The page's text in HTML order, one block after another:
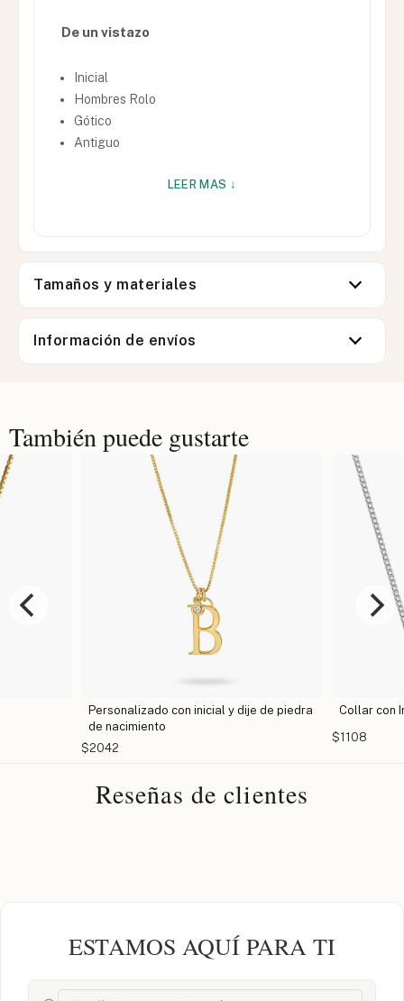
De un vistazo
Inicial
Hombres Rolo
Gótico
Antiguo
LEER MAS ↓
Tamaños y materiales
Información de envíos
También puede gustarte
Personalizado con inicial y dije de piedra
de nacimiento
$2042
Collar con
$1108
Reseñas de clientes
ESTAMOS AQUÍ PARA TI